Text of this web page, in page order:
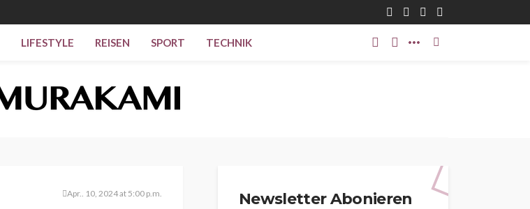
LIFESTYLE REISEN SPORT TECHNIK
Apr.. 10, 2024 at 5:00 p.m. Newsletter Abonieren